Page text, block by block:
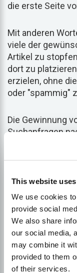
This website
We use cookies
provide social
We also share
our social media,
may combine it
provided to them
of their services.
die erste Seite
Mit anderen
viele der
Artikel zu
dort zu
erzielen, ohne
oder "spammig"
Die Gewinnung
Suchanfragen
schwierig
Strategien, die
Verstehen Sie
eingehend
Ausdrücke zu
diesem
Verwenden